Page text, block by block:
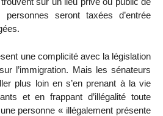
personnes seront taxées d’entrée
une complicité avec la législation
l’immigration. Mais les sénateurs
plus loin en s’en prenant à la vie
et en frappant d’illégalité toute
personne « illégalement présente